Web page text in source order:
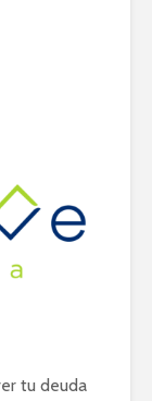
tu deuda